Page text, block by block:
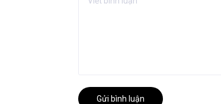
Gửi bình luận